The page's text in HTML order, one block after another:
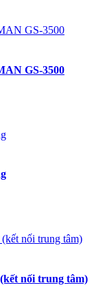
GS-3500
nối trung tâm)